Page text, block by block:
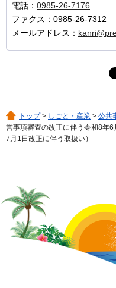
電話： 0985-26-7176
ファクス：0985-26-7312
メールアドレス：
トップ> しごと・産業 > 公共
営事項審査の改正に伴う令和8年
7月1日改正に伴う取扱い）